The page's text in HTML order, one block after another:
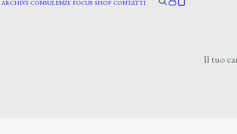
ARCHIVI CONSULENZE FOCUS SHOP CONTATTI
Il tuo